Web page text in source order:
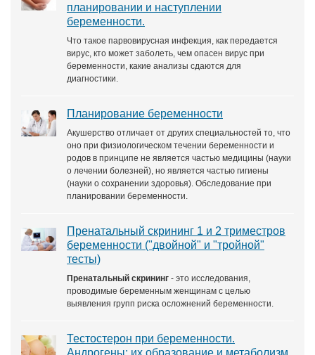
планировании и наступлении
беременности.
Что такое парвовирусная инфекция, как передается
вирус, кто может заболеть, чем опасен вирус при
беременности, какие анализы сдаются для
диагностики.
Планирование беременности
Акушерство отличает от других специальностей то, что
оно при физиологическом течении беременности и
родов в принципе не является частью медицины (науки
о лечении болезней), но является частью гигиены
(науки о сохранении здоровья). Обследование при
планировании беременности.
Пренатальный скрининг 1 и 2 триместров
беременности ("двойной" и "тройной"
тесты)
Пренатальный скрининг - это исследования,
проводимые беременным женщинам с целью
выявления групп риска осложнений беременности.
Тестостерон при беременности.
Андрогены: их образование и метаболизм